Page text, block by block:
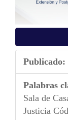
Publicado:
Palabras
Sala de
Justicia